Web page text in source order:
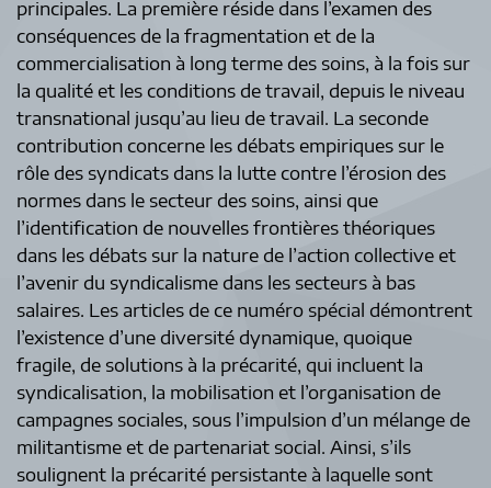
principales. La première réside dans l’examen des
conséquences de la fragmentation et de la
commercialisation à long terme des soins, à la fois sur
la qualité et les conditions de travail, depuis le niveau
transnational jusqu’au lieu de travail. La seconde
contribution concerne les débats empiriques sur le
rôle des syndicats dans la lutte contre l’érosion des
normes dans le secteur des soins, ainsi que
l’identification de nouvelles frontières théoriques
dans les débats sur la nature de l’action collective et
l’avenir du syndicalisme dans les secteurs à bas
salaires. Les articles de ce numéro spécial démontrent
l’existence d’une diversité dynamique, quoique
fragile, de solutions à la précarité, qui incluent la
syndicalisation, la mobilisation et l’organisation de
campagnes sociales, sous l’impulsion d’un mélange de
militantisme et de partenariat social. Ainsi, s’ils
soulignent la précarité persistante à laquelle sont